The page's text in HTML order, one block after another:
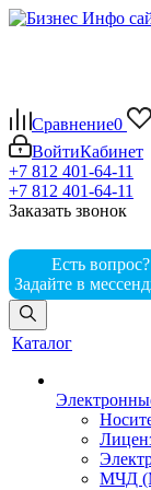
Сравнение0
ВойтиКабинет
+7 812 401-64-11
+7 812 401-64-11
Заказать звонок
Есть вопрос?
Задайте в
Каталог
МЧД